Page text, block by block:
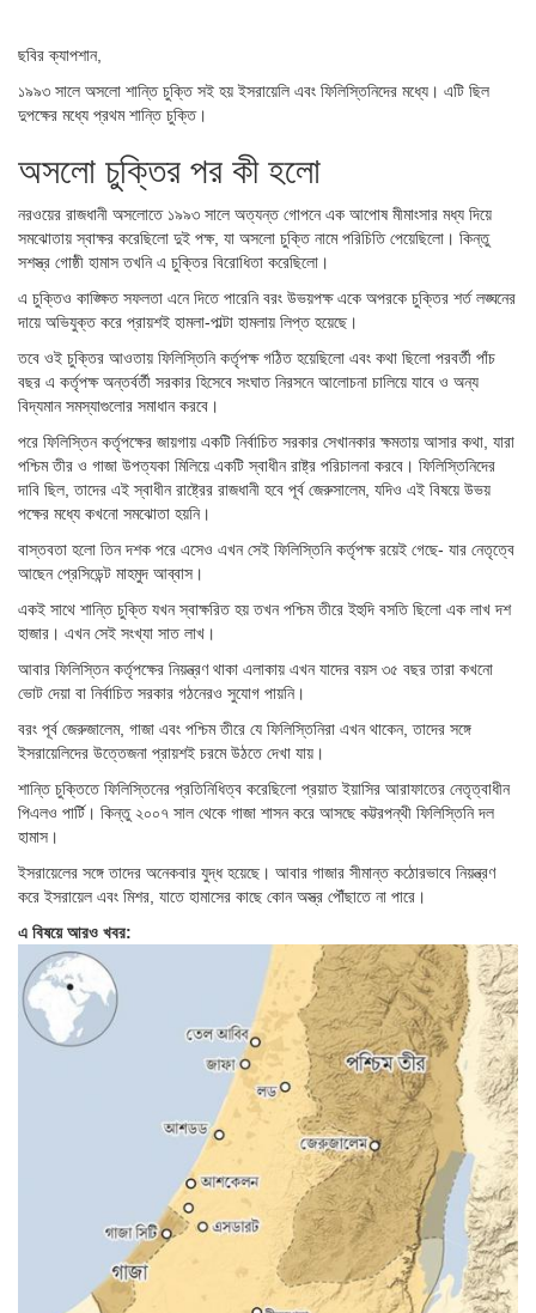
ছবির ক্যাপশান,
১৯৯৩ সালে অসলো শান্তি চুক্তি সই হয় ইসরায়েলি এবং ফিলিস্তিনিদের মধ্যে। এটি ছিল
দুপক্ষের মধ্যে প্রথম শান্তি চুক্তি।
অসলো চুক্তির পর কী হলো
নরওয়ের রাজধানী অসলোতে ১৯৯৩ সালে অত্যন্ত গোপনে এক আপোষ মীমাংসার মধ্য দিয়ে
সমঝোতায় স্বাক্ষর করেছিলো দুই পক্ষ, যা অসলো চুক্তি নামে পরিচিতি পেয়েছিলো। কিন্তু
সশস্ত্র গোষ্ঠী হামাস তখনি এ চুক্তির বিরোধিতা করেছিলো।
এ চুক্তিও কাঙ্ক্ষিত সফলতা এনে দিতে পারেনি বরং উভয়পক্ষ একে অপরকে চুক্তির শর্ত লঙ্ঘনের
দায়ে অভিযুক্ত করে প্রায়শই হামলা-পাল্টা হামলায় লিপ্ত হয়েছে।
তবে ওই চুক্তির আওতায় ফিলিস্তিনি কর্তৃপক্ষ গঠিত হয়েছিলো এবং কথা ছিলো পরবর্তী পাঁচ
বছর এ কর্তৃপক্ষ অন্তর্বর্তী সরকার হিসেবে সংঘাত নিরসনে আলোচনা চালিয়ে যাবে ও অন্য
বিদ্যমান সমস্যাগুলোর সমাধান করবে।
পরে ফিলিস্তিন কর্তৃপক্ষের জায়গায় একটি নির্বাচিত সরকার সেখানকার ক্ষমতায় আসার কথা, যারা
পশ্চিম তীর ও গাজা উপত্যকা মিলিয়ে একটি স্বাধীন রাষ্ট্র পরিচালনা করবে। ফিলিস্তিনিদের
দাবি ছিল, তাদের এই স্বাধীন রাষ্ট্রের রাজধানী হবে পূর্ব জেরুসালেম, যদিও এই বিষয়ে উভয়
পক্ষের মধ্যে কখনো সমঝোতা হয়নি।
বাস্তবতা হলো তিন দশক পরে এসেও এখন সেই ফিলিস্তিনি কর্তৃপক্ষ রয়েই গেছে- যার নেতৃত্বে
আছেন প্রেসিডেন্ট মাহমুদ আব্বাস।
একই সাথে শান্তি চুক্তি যখন স্বাক্ষরিত হয় তখন পশ্চিম তীরে ইহুদি বসতি ছিলো এক লাখ দশ
হাজার। এখন সেই সংখ্যা সাত লাখ।
আবার ফিলিস্তিন কর্তৃপক্ষের নিয়ন্ত্রণ থাকা এলাকায় এখন যাদের বয়স ৩৫ বছর তারা কখনো
ভোট দেয়া বা নির্বাচিত সরকার গঠনেরও সুযোগ পায়নি।
বরং পূর্ব জেরুজালেম, গাজা এবং পশ্চিম তীরে যে ফিলিস্তিনিরা এখন থাকেন, তাদের সঙ্গে
ইসরায়েলিদের উত্তেজনা প্রায়শই চরমে উঠতে দেখা যায়।
শান্তি চুক্তিতে ফিলিস্তিনের প্রতিনিধিত্ব করেছিলো প্রয়াত ইয়াসির আরাফাতের নেতৃত্বাধীন
পিএলও পার্টি। কিন্তু ২০০৭ সাল থেকে গাজা শাসন করে আসছে কট্টরপন্থী ফিলিস্তিনি দল
হামাস।
ইসরায়েলের সঙ্গে তাদের অনেকবার যুদ্ধ হয়েছে। আবার গাজার সীমান্ত কঠোরভাবে নিয়ন্ত্রণ
করে ইসরায়েল এবং মিশর, যাতে হামাসের কাছে কোন অস্ত্র পৌঁছাতে না পারে।
এ বিষয়ে আরও খবর: